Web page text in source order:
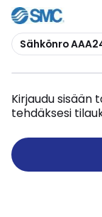
Kopioi
Sähkönro
Kirjaudu sisään
tehdäksesi